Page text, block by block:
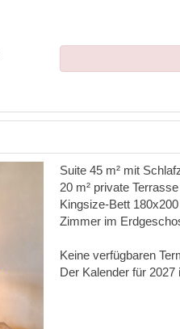
Suite 45 m² mit
20 m² private Terrasse
Kingsize-Bett 180x200
Zimmer im
Keine verfügbaren
Der Kalender für 2027